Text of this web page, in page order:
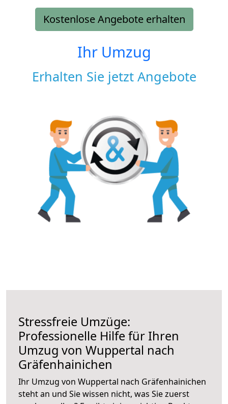
Kostenlose Angebote erhalten
Ihr Umzug
Erhalten Sie jetzt Angebote
Stressfreie Umzüge:
Professionelle Hilfe für Ihren
Umzug von Wuppertal nach
Gräfenhainichen
Ihr Umzug von Wuppertal nach Gräfenhainichen
steht an und Sie wissen nicht, was Sie zuerst